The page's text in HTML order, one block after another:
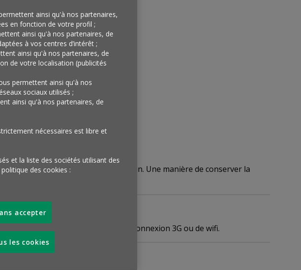
ont envoyés sur un petit parchemin. Une manière de conserver la
services internet en l’absence d’une connexion 3G ou de wifi.
ainsi qu'à nos partenaires,
en fonction de votre profil ;
ainsi qu'à nos partenaires, de
à vos centres d’intérêt ;
ainsi qu'à nos partenaires, de
de votre localisation (publicités
permettent ainsi qu'à nos
sociaux utilisés ;
ainsi qu'à nos partenaires, de
nécessaires est libre et
et la liste des sociétés utilisant des
des cookies :
accepter
les cookies